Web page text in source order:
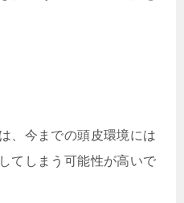
、今までの頭皮環境には
てしまう可能性が高いで